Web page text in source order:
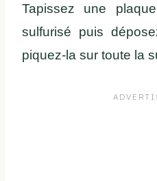
Tapissez une
sulfurisé puis
piquez-la sur toute la